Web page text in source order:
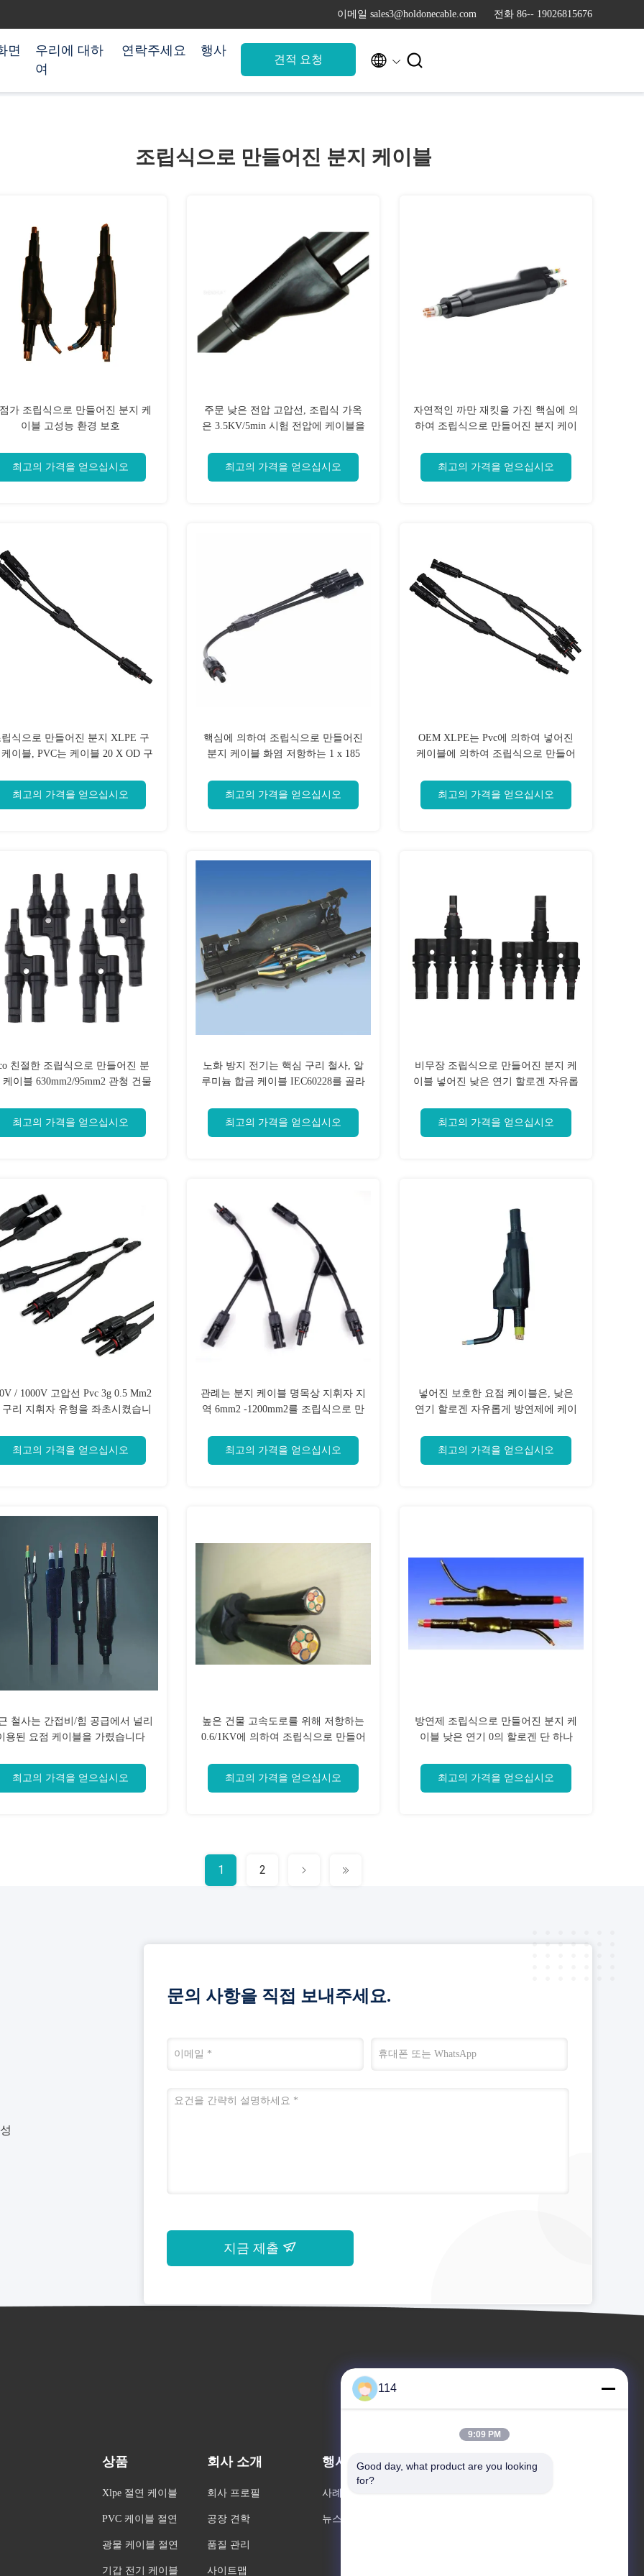
이메일 sales3@holdonecable.com 전화 86-- 19026815676
면
우리에 대하
여
연락주세요 행사
견적 요청  
조립식으로 만들어진 분지 케이블
가 조립식으로 만들어진 분지 케
이블 고성능 환경 보호
최고의 가격을 얻으십시오
주문 낮은 전압 고압선, 조립식 가옥
은 3.5KV/5min 시험 전압에 케이블을
최고의 가격을 얻으십시오
자연적인 까만 재킷을 가진 핵심에 의
하여 조립식으로 만들어진 분지 케이
최고의 가격을 얻으십시오
식으로 만들어진 분지 XLPE 구
이블, PVC는 케이블 20 X OD 구
최고의 가격을 얻으십시오
핵심에 의하여 조립식으로 만들어진
분지 케이블 화염 저항하는 1 x 185
최고의 가격을 얻으십시오
OEM XLPE는 Pvc에 의하여 넣어진
케이블에 의하여 조립식으로 만들어
최고의 가격을 얻으십시오
친절한 조립식으로 만들어진 분
케이블 630mm2/95mm2 관청 건물
최고의 가격을 얻으십시오
노화 방지 전기는 핵심 구리 철사, 알
루미늄 합금 케이블 IEC60228를 골라
최고의 가격을 얻으십시오
비무장 조립식으로 만들어진 분지 케
이블 넣어진 낮은 연기 할로겐 자유롭
최고의 가격을 얻으십시오
/ 1000V 고압선 Pvc 3g 0.5 Mm2
구리 지휘자 유형을 좌초시켰습니
최고의 가격을 얻으십시오
관례는 분지 케이블 명목상 지휘자 지
역 6mm2 -1200mm2를 조립식으로 만
최고의 가격을 얻으십시오
넣어진 보호한 요점 케이블은, 낮은
연기 할로겐 자유롭게 방연제에 케이
최고의 가격을 얻으십시오
철사는 간접비/힘 공급에서 널리
용된 요점 케이블을 가렸습니다
최고의 가격을 얻으십시오
높은 건물 고속도로를 위해 저항하는
0.6/1KV에 의하여 조립식으로 만들어
최고의 가격을 얻으십시오
방연제 조립식으로 만들어진 분지 케
이블 낮은 연기 0의 할로겐 단 하나
최고의 가격을 얻으십시오
1 2
문의 사항을 직접 보내주세요.
지금 제출
상품
Xlpe 절연 케이블
PVC 케이블 절연
광물 케이블 절연
기갑 전기 케이블
회사 소개
회사 프로필
공장 견학
품질 관리
사이트맵
행사
사례
뉴스
견적 요청
114
9:09 PM
Good day, what product are you looking
for?